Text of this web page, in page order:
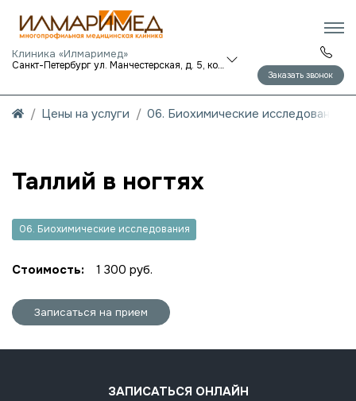
Клиника «Илмаримед»
Санкт-Петербург ул. Манчестерская, д. 5, корп. 1
Заказать звонок
Цены на услуги 06. Биохимические исследования
Таллий в ногтях
06. Биохимические исследования
Стоимость: 1 300 руб.
Записаться на прием
ЗАПИСАТЬСЯ ОНЛАЙН